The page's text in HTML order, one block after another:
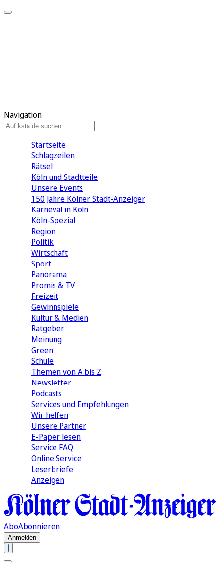
Navigation
Startseite
Schlagzeilen
Rätsel
Köln und Stadtteile
Unsere Events
150 Jahre Kölner Stadt-Anzeiger
Karneval in Köln
Köln-Spezial
Region
Politik
Wirtschaft
Sport
Panorama
Promis & TV
Freizeit
Gewinnspiele
Kultur & Medien
Ratgeber
Meinung
Green
Schule
Themen von A bis Z
Newsletter
Podcasts
Services und Empfehlungen
Wir helfen
Unsere Partner
E-Paper lesen
Service FAQ
Online Service
Leserbriefe
Anzeigen
AboAbonnieren
Anmelden